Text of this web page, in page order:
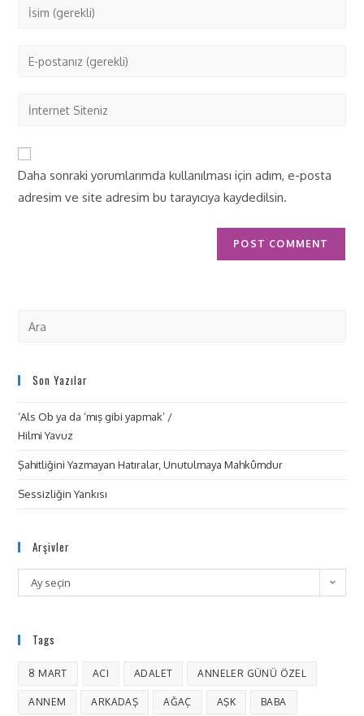
Daha sonraki yorumlarımda kullanılması için adım, e-posta
adresim ve site adresim bu tarayıcıya kaydedilsin.
Son Yazılar
‘Als Ob ya da ‘mış gibi yapmak’ /
Hilmi Yavuz
Şahitliğini Yazmayan Hatıralar, Unutulmaya Mahkûmdur
Sessizliğin Yankısı
Arşivler
Ay seçin
Tags
8 MART ACI ADALET ANNELER GÜNÜ ÖZEL
ANNEM ARKADAŞ AĞAÇ AŞK BABA